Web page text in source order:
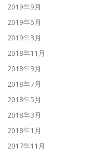
2019年9月
2019年6月
2019年3月
2018年11月
2018年9月
2018年7月
2018年5月
2018年3月
2018年1月
2017年11月